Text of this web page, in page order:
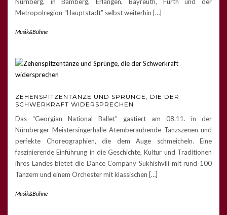
Metropolregion-“Hauptstadt” selbst weiterhin […]
Musik&Bühne
ZEHENSPITZENTÄNZE UND SPRÜNGE, DIE DER
SCHWERKRAFT WIDERSPRECHEN
Das “Georgian National Ballet” gastiert am 08.11. in der
Nürnberger Meistersingerhalle Atemberaubende Tanzszenen und
perfekte Choreographien, die dem Auge schmeicheln. Eine
faszinierende Einführung in die Geschichte, Kultur und Traditionen
ihres Landes bietet die Dance Company Sukhishvili mit rund 100
Tänzern und einem Orchester mit klassischen […]
Musik&Bühne